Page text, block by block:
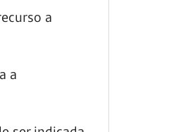
a
a